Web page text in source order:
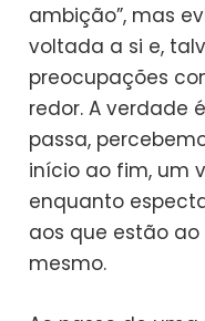
ambição”, mas
voltada a si e,
preocupações
redor. A verdade
passa,
início ao fim, um
enquanto
aos que estão ao
mesmo.